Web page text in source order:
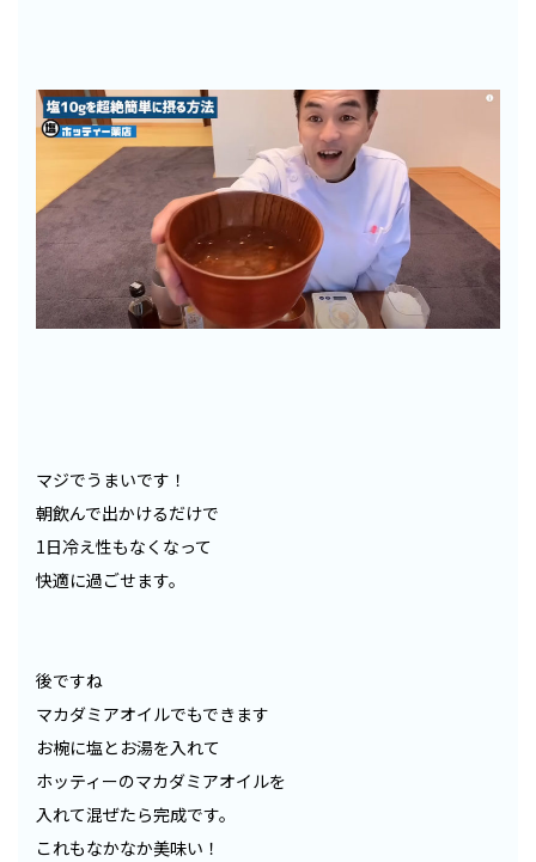
マジでうまいです！
朝飲んで出かけるだけで
1日冷え性もなくなって
快適に過ごせます。
後ですね
マカダミアオイルでもできます
お椀に塩とお湯を入れて
ホッティーのマカダミアオイルを
入れて混ぜたら完成です。
これもなかなか美味い！